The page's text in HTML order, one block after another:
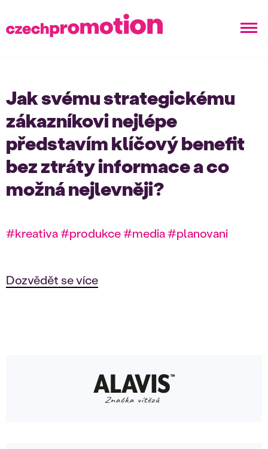
Jak svému strategickému
zákazníkovi nejlépe
představím klíčový benefit
bez ztráty informace a co
možná nejlevněji?
#kreativa #produkce #media #planovani
Dozvědět se více